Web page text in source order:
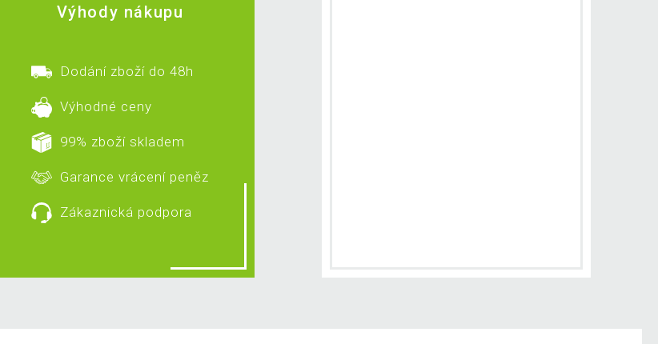
Výhody nákupu
Dodání zboží do 48h
Výhodné ceny
99% zboží skladem
Garance vrácení peněz
Zákaznická podpora